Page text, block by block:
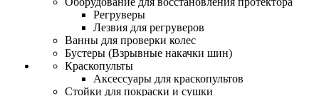
Регруверы
Лезвия для регруверов
Ванны для проверки колес
Бустеры (Взрывные накачки шин)
Краскопульты
Аксессуары для краскопультов
Стойки для покраски и сушки